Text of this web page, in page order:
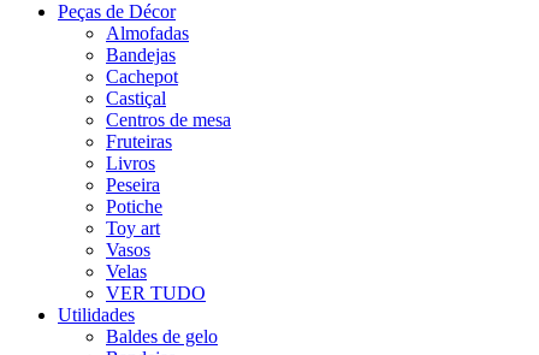
Peças de Décor
Almofadas
Bandejas
Cachepot
Castiçal
Centros de mesa
Fruteiras
Livros
Peseira
Potiche
Toy art
Vasos
Velas
VER TUDO
Utilidades
Baldes de gelo